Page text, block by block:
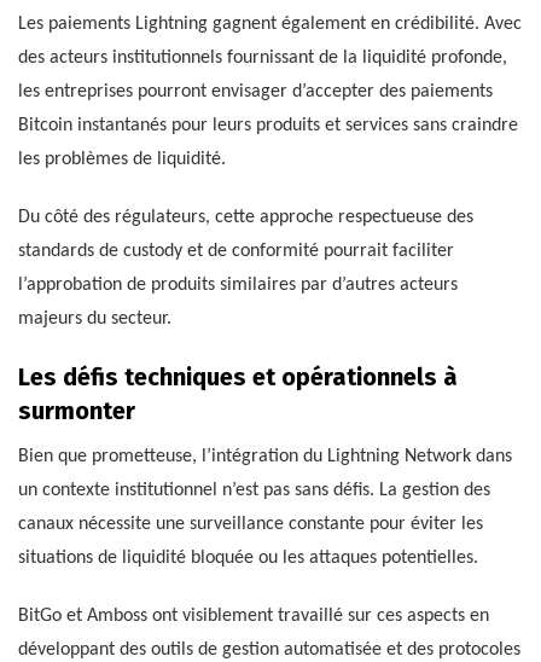
Les paiements Lightning gagnent également en crédibilité. Avec
des acteurs institutionnels fournissant de la liquidité profonde,
les entreprises pourront envisager d’accepter des paiements
Bitcoin instantanés pour leurs produits et services sans craindre
les problèmes de liquidité.
Du côté des régulateurs, cette approche respectueuse des
standards de custody et de conformité pourrait faciliter
l’approbation de produits similaires par d’autres acteurs
majeurs du secteur.
Les défis techniques et opérationnels à
surmonter
Bien que prometteuse, l’intégration du Lightning Network dans
un contexte institutionnel n’est pas sans défis. La gestion des
canaux nécessite une surveillance constante pour éviter les
situations de liquidité bloquée ou les attaques potentielles.
BitGo et Amboss ont visiblement travaillé sur ces aspects en
développant des outils de gestion automatisée et des protocoles